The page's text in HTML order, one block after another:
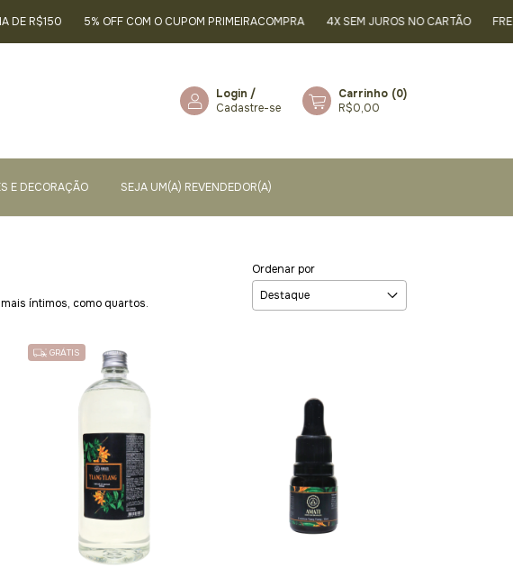
R$150 5% OFF COM O CUPOM PRIMEIRACOMPRA 4X SEM JUROS NO CARTÃO
Login /
Cadastre-se
Carrinho (0)
R$0,00
E DECORAÇÃO SEJA UM(A) REVENDEDOR(A)
íntimos, como quartos.
Ordenar por
GRÁTIS